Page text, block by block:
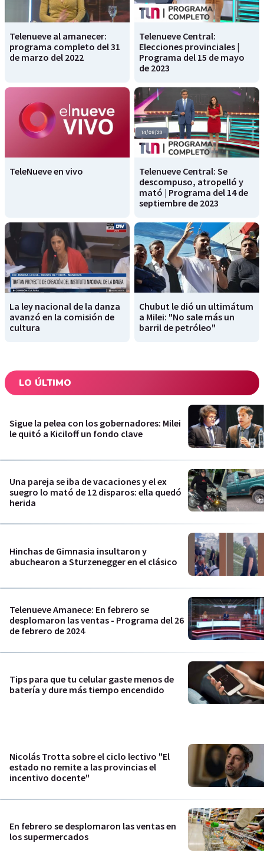
Telenueve al amanecer:
programa completo del 31
de marzo del 2022
Telenueve Central:
Elecciones provinciales |
Programa del 15 de mayo
de 2023
TeleNueve en vivo
Telenueve Central: Se
descompuso, atropelló y
mató | Programa del 14 de
septiembre de 2023
La ley nacional de la danza
avanzó en la comisión de
cultura
Chubut le dió un ultimátum
a Milei: "No sale más un
barril de petróleo"
LO ÚLTIMO
Sigue la pelea con los gobernadores: Milei
le quitó a Kiciloff un fondo clave
Una pareja se iba de vacaciones y el ex
suegro lo mató de 12 disparos: ella quedó
herida
Hinchas de Gimnasia insultaron y
abuchearon a Sturzenegger en el clásico
Telenueve Amanece: En febrero se
desplomaron las ventas - Programa del 26
de febrero de 2024
Tips para que tu celular gaste menos de
batería y dure más tiempo encendido
Nicolás Trotta sobre el ciclo lectivo "El
estado no remite a las provincias el
incentivo docente"
En febrero se desplomaron las ventas en
los supermercados